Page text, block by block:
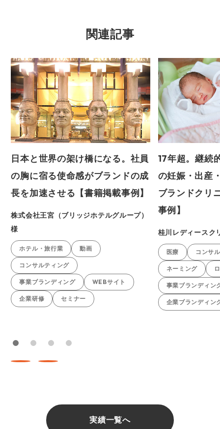
関連記事
日本と世界の架け橋になる。社員
の胸に宿る使命感がブランドの成
長を加速させる【書籍掲載事例】
株式会社王宮（ブリッジホテルグループ）
様
ホテル・旅行業 動画
コンサルティング
事業ブランディング WEBサイト
企業研修 セミナー
17年超。継続
の妊娠・出産
ブランドクリ
事例】
桂川レディースク
医療 コンサ
ネーミング
事業ブランディン
企業ブランディン
実績一覧へ